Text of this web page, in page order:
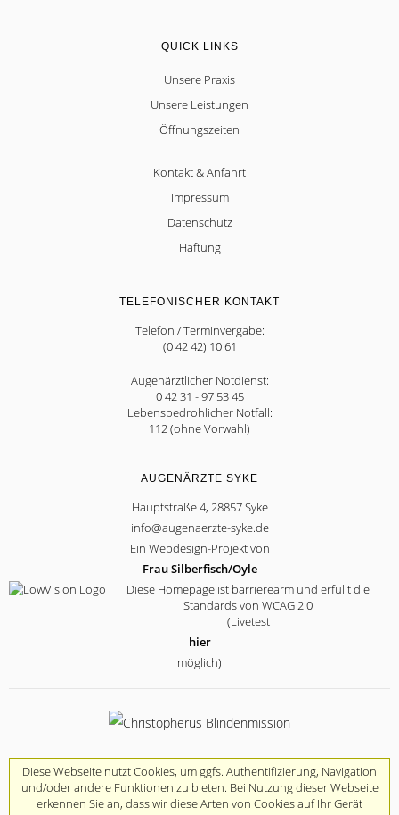
QUICK LINKS
Unsere Praxis
Unsere Leistungen
Öffnungszeiten
Kontakt & Anfahrt
Impressum
Datenschutz
Haftung
TELEFONISCHER KONTAKT
Telefon / Terminvergabe:
(0 42 42) 10 61
Augenärztlicher Notdienst:
0 42 31 - 97 53 45
Lebensbedrohlicher Notfall:
112 (ohne Vorwahl)
AUGENÄRZTE SYKE
Hauptstraße 4, 28857 Syke
info@augenaerzte-syke.de
Ein Webdesign-Projekt von
Frau Silberfisch/Oyle
Diese Homepage ist barrierearm und erfüllt die
Standards von WCAG 2.0
(Livetest
hier
möglich)
Diese Webseite nutzt Cookies, um ggfs. Authentifizierung, Navigation
und/oder andere Funktionen zu bieten. Bei Nutzung dieser Webseite
erkennen Sie an, dass wir diese Arten von Cookies auf Ihr Gerät